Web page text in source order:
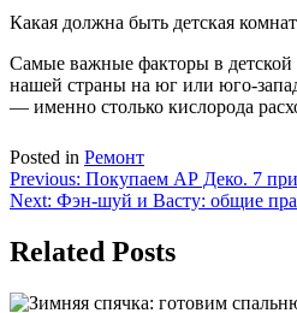
Какая должна быть детская
Самые важные факторы в детской
нашей страны на юг или юго-
— именно столько кислорода
Posted in Ремонт
Навигация
по
записям
Previous: Покупаем АР Деко. 7
Next: Фэн-шуй и Васту: общие
Related Posts